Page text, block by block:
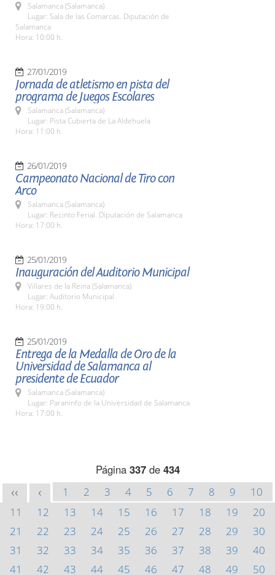
Salamanca (Salamanca)
Lugar: Sala de las Comarcas. Diputación de
Salamanca
Hora: 10:00 h.
27/01/2019
Jornada de atletismo en pista del
programa de Juegos Escolares
Salamanca (Salamanca)
Lugar: Pista Cubierta de La Aldehuela
Hora: 11:00 h.
26/01/2019
Campeonato Nacional de Tiro con
Arco
Salamanca (Salamanca)
Lugar: Recinto Ferial. Diputación de Salamanca
Hora: 17:00 h.
25/01/2019
Inauguración del Auditorio Municipal
Villares de la Reina (Salamanca)
Lugar: Auditorio Municipal
Hora: 19:00 h.
25/01/2019
Entrega de la Medalla de Oro de la
Universidad de Salamanca al
presidente de Ecuador
Salamanca (Salamanca)
Lugar: Paraninfo de la Universidad de Salamanca
Hora: 17:00 h.
Página 337de 434
<< < 1 2 3 4 5 6 7 8 9
10
11
12 13 14 15 16 17 18 19
20
21
22 23 24 25 26 27 28 29
30
31
32 33 34 35 36 37 38 39
40
41
42 43 44 45 46 47 48 49
50